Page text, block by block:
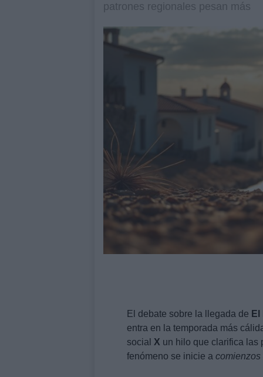
patrones regionales pesan más
El debate sobre la llegada de El
entra en la temporada más
social X un hilo que clarifica las
fenómeno se inicie a comienzos